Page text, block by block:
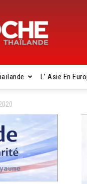
L’ Asie En